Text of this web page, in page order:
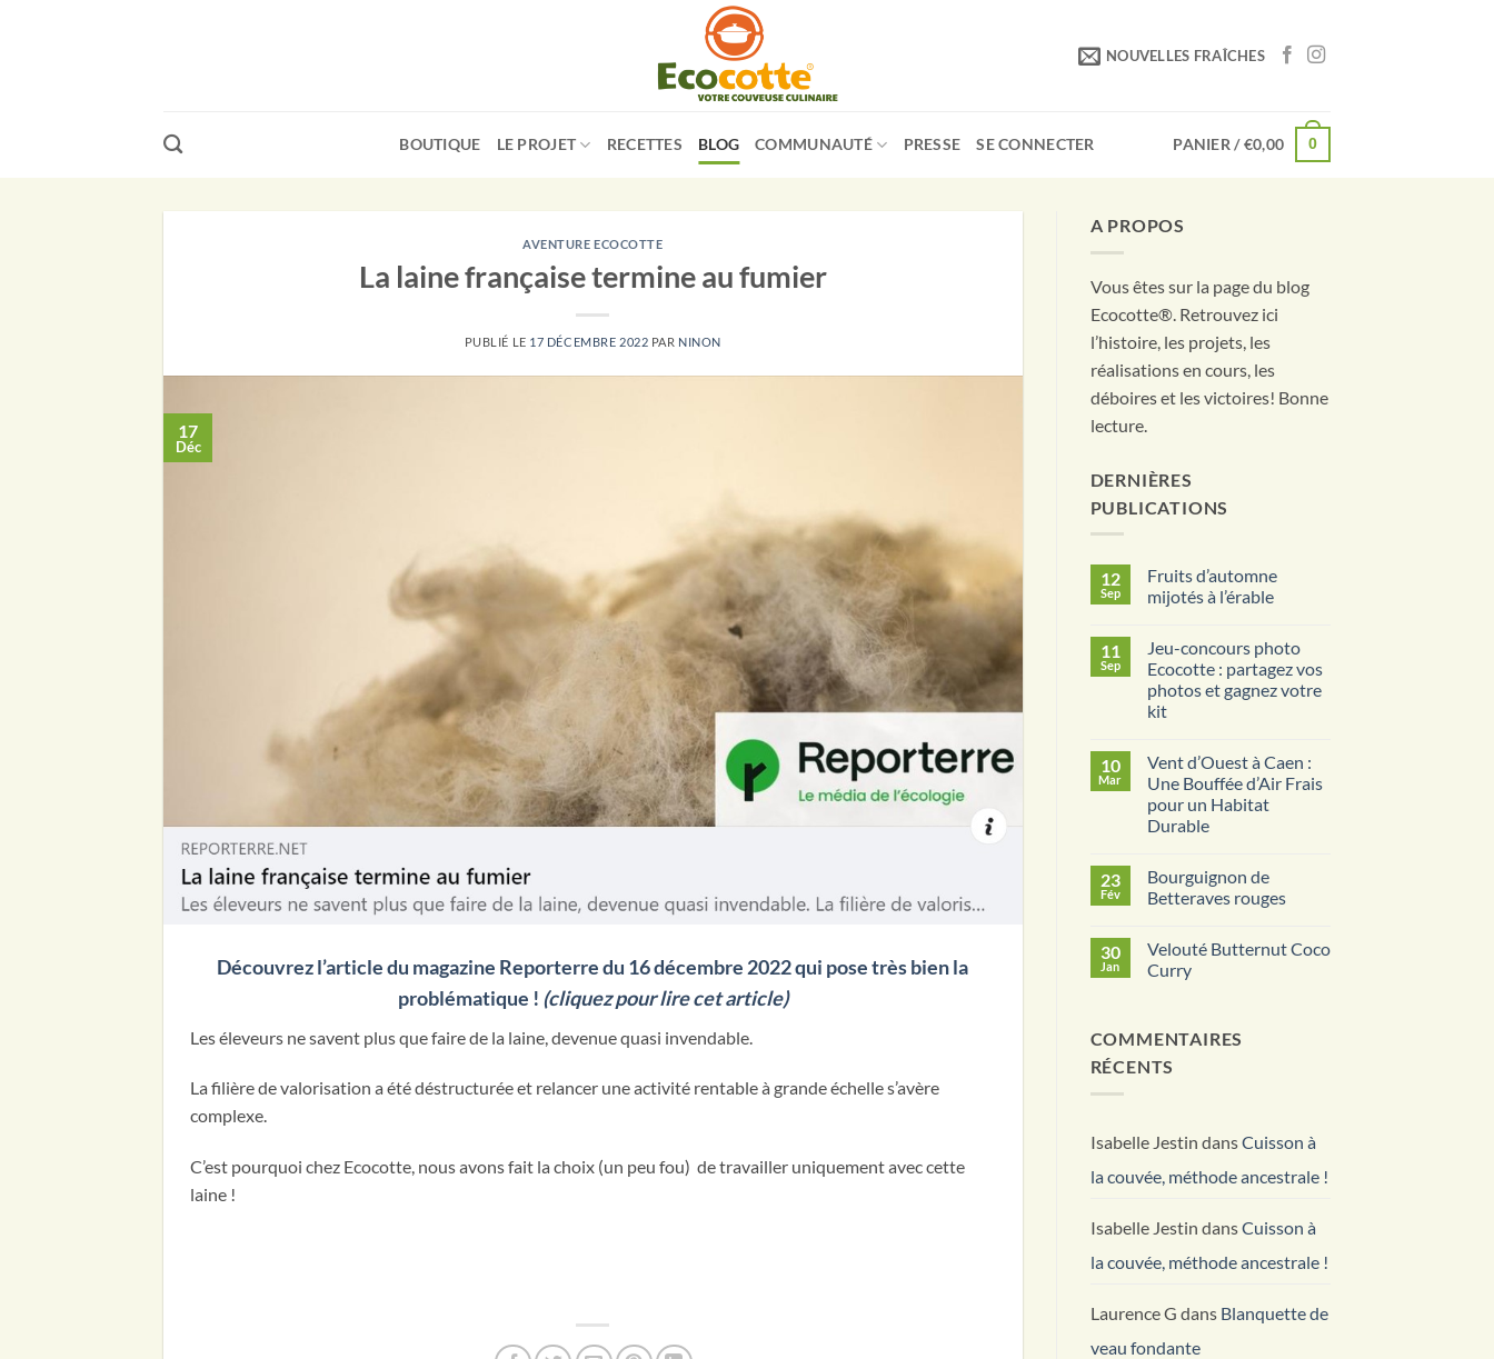
NOUVELLES FRAÎCHES
BOUTIQUE LE PROJET RECETTES BLOG COMMUNAUTÉ PRESSE SE CONNECTER PANIER /€0,00 0
AVENTURE ECOCOTTE
La laine française termine au fumier
PUBLIÉ LE 17 DÉCEMBRE 2022 PAR NINON
17
Déc
Découvrez l’article du magazine Reporterre du 16 décembre 2022 qui pose très bien la
problématique ! (cliquez pour lire cet article)
Les éleveurs ne savent plus que faire de la laine, devenue quasi invendable.
La filière de valorisation a été déstructurée et relancer une activité rentable à grande échelle s’avère
complexe.
C’est pourquoi chez Ecocotte, nous avons fait la choix (un peu fou) de travailler uniquement avec cette
laine !
A PROPOS
Vous êtes sur la page du blog
Ecocotte®. Retrouvez ici
l’histoire, les projets, les
réalisations en cours, les
déboires et les victoires! Bonne
lecture.
DERNIÈRES
PUBLICATIONS
12
Sep
Fruits d’automne
mijotés à l’érable
sur
Fruits
d’automne
mijotés
à
l’érable
11
Sep
Jeu-concours photo
Ecocotte : partagez vos
photos et gagnez votre
kit
sur
Jeu-
concours
photo
Ecocotte
photos
et
gagnez
10
Mar
Vent d’Ouest à Caen :
Une Bouffée d’Air Frais
pour un Habitat
Durable
sur
Vent
d’Ouest
:
Une
Bouffée
un
Habitat
Durable
23
Fév
Bourguignon de
Betteraves rouges
sur
Bourguignon
de
30
Jan
Velouté Butternut Coco
Curry
Velouté
Butternut
Coco
COMMENTAIRES
RÉCENTS
Isabelle Jestin dansCuisson à
la couvée, méthode ancestrale !
Isabelle Jestin dansCuisson à
la couvée, méthode ancestrale !
Laurence G dans Blanquette de
veau fondante